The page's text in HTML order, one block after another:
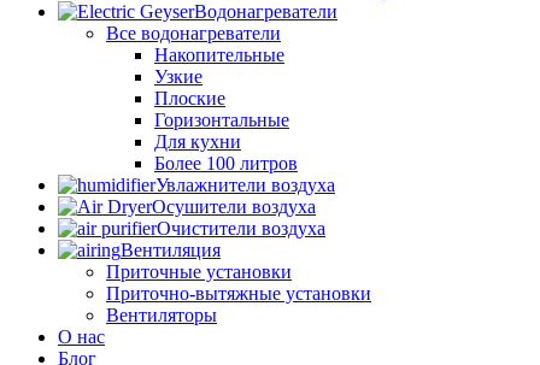
Водонагреватели
Все водонагреватели
Накопительные
Узкие
Плоские
Горизонтальные
Для кухни
Более 100 литров
Увлажнители воздуха
Осушители воздуха
Очистители воздуха
Вентиляция
Приточные установки
Приточно-вытяжные установки
Вентиляторы
О нас
Блог